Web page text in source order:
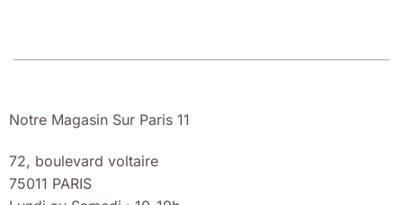
Notre Magasin Sur Paris 11
72, boulevard voltaire
75011 PARIS